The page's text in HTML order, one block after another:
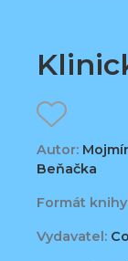
Autor:
Beňačka
Formát
Vydavatel: